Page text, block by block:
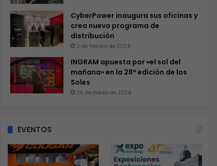
CyberPower inaugura sus oficinas y
crea nuevo programa de
distribución
2 de febrero de 2024
INGRAM apuesta por «el sol del
mañana» en la 28ª edición de los
Soles
26 de marzo de 2024
EVENTOS